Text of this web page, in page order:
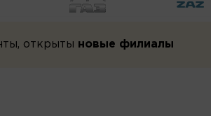
открыты новые филиалы